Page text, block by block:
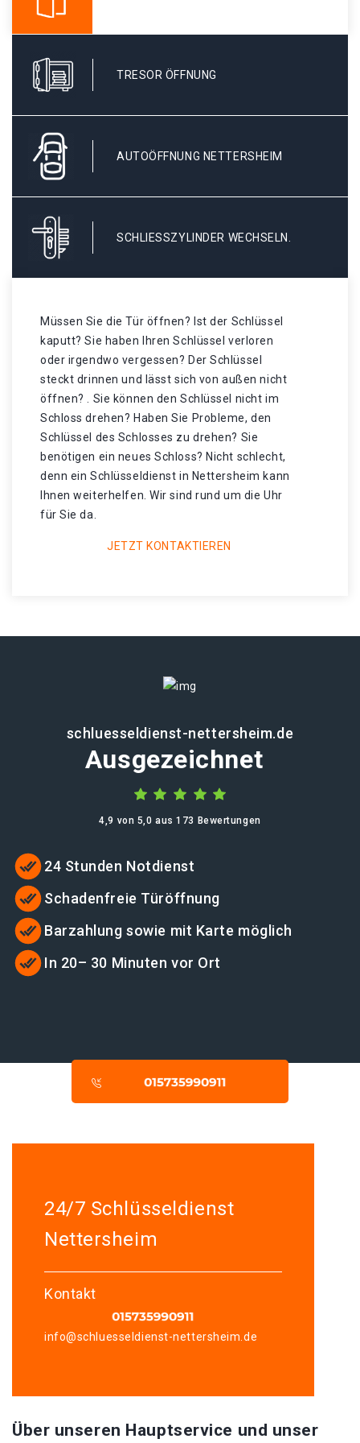
TRESOR ÖFFNUNG
AUTOÖFFNUNG NETTERSHEIM
SCHLIESSZYLINDER WECHSELN.
Müssen Sie die Tür öffnen? Ist der Schlüssel
kaputt? Sie haben Ihren Schlüssel verloren
oder irgendwo vergessen? Der Schlüssel
steckt drinnen und lässt sich von außen nicht
öffnen? . Sie können den Schlüssel nicht im
Schloss drehen? Haben Sie Probleme, den
Schlüssel des Schlosses zu drehen? Sie
benötigen ein neues Schloss? Nicht schlecht,
denn ein Schlüsseldienst in Nettersheim kann
Ihnen weiterhelfen. Wir sind rund um die Uhr
für Sie da.
JETZT KONTAKTIEREN
schluesseldienst-nettersheim.de
Ausgezeichnet
4,9 von 5,0 aus 173 Bewertungen
24 Stunden Notdienst
Schadenfreie Türöffnung
Barzahlung sowie mit Karte möglich
In 20– 30 Minuten vor Ort
24/7 Schlüsseldienst
Nettersheim
Kontakt
info@schluesseldienst-nettersheim.de
Über unseren Hauptservice und unser